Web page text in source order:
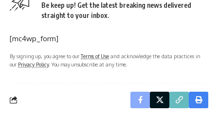
Be keep up! Get the latest breaking news delivered
straight to your inbox.
[mc4wp_form]
By signing up, you agree to ourTerms of Use and acknowledge the data practices in
our Privacy Policy. You may unsubscribe at any time.